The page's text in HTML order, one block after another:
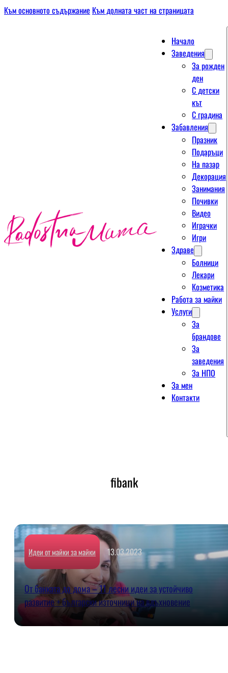
Към основното съдържание Към долната част на страницата
Начало
Заведения
За рожден
ден
С детски
кът
С градина
Забавления
Празник
Подаръци
На пазар
Декорация
Занимания
Почивки
Видео
Играчки
Игри
Здраве
Болници
Лекари
Козметика
Работа за майки
Услуги
За
брандове
За
заведения
За НПО
За мен
Контакти
fibank
Идеи от майки за майки 13.03.2023
От банката до дома – 11 лесни идеи за устойчиво
развитие + български източници на вдъхновение